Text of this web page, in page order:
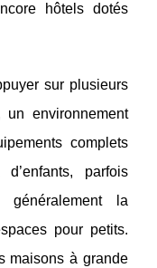
hôtels dotés
sur plusieurs
environnement
complets
parfois
généralement la
pour petits.
maisons à grande